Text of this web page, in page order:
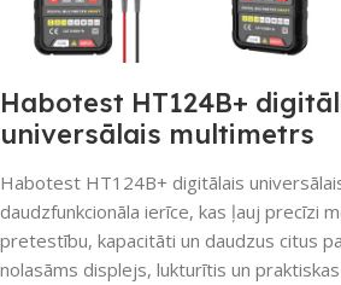
Habotest HT124B+
universālais multimetrs
Habotest HT124B+ digitālais
daudzfunkcionāla ierīce, kas ļauj precīzi
pretestību, kapacitāti un daudzus citus
nolasāms displejs, lukturītis un